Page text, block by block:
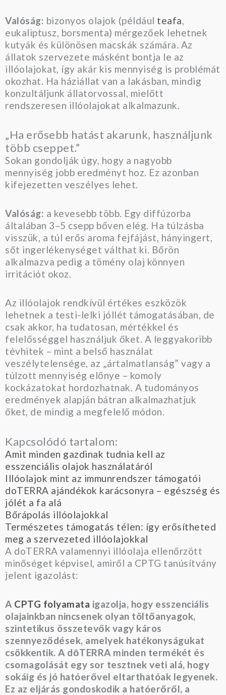
Valóság: bizonyos olajok (például teafa
eukaliptusz, borsmenta) mérgezőek lehetnek
kutyák és különösen macskák számára. Az
állatok szervezete másként bontja le az
illóolajokat, így akár kis mennyiség is problémát
okozhat. Ha háziállat van a lakásban, mindig
konzultáljunk állatorvossal, mielőtt
rendszeresen illóolajokat alkalmazunk.
„Ha erősebb hatást akarunk, használjunk
több cseppet.”
Sokan gondolják úgy, hogy a nagyobb
mennyiség jobb eredményt hoz. Ez azonban
kifejezetten veszélyes lehet.
Valóság: a kevesebb több. Egy diffúzorba
általában 3–5 csepp bőven elég. Ha túlzásba
visszük, a túl erős aroma fejfájást, hányingert,
sőt ingerlékenységet válthat ki. Bőrön
alkalmazva pedig a tömény olaj könnyen
irritációt okoz.
Az illóolajok rendkívül értékes eszközök
lehetnek a testi-lelki jóllét támogatásában, de
csak akkor, ha tudatosan, mértékkel és
felelősséggel használjuk őket. A leggyakoribb
tévhitek – mint a belső használat
veszélytelensége, az „ártalmatlanság” vagy a
túlzott mennyiség előnye – komoly
kockázatokat hordozhatnak. A tudományos
eredmények alapján bátran alkalmazhatjuk
őket, de mindig a megfelelő módon.
Kapcsolódó tartalom:
Amit minden gazdinak tudnia kell az
esszenciális olajok használatáról
Illóolajok mint az immunrendszer támogatói
doTERRA ajándékok karácsonyra – egészség és
jólét a fa alá
Bőrápolás illóolajokkal
Természetes támogatás télen: így erősítheted
meg a szervezeted illóolajokkal
A doTERRA valamennyi illóolaja ellenőrzött
minőséget képvisel, amiről a CPTG tanúsítvány
jelent igazolást:
A CPTG folyamata igazolja, hogy esszenciális
olajainkban nincsenek olyan töltőanyagok,
szintetikus összetevők vagy káros
szennyeződések, amelyek hatékonyságukat
csökkentik. A dōTERRA minden termékét és
csomagolását egy sor tesztnek veti alá, hogy
sokáig és jó hatóerővel eltarthatóak legyenek.
Ez az eljárás gondoskodik a hatóerőről, a